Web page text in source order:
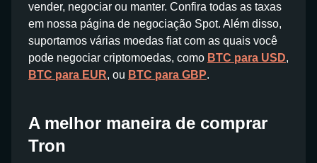
vender, negociar ou manter. Confira todas as taxas
em nossa página de negociação Spot. Além disso,
suportamos várias moedas fiat com as quais você
pode negociar criptomoedas, como BTC para USD,
BTC para EUR, ou BTC para GBP.
A melhor maneira de comprar
Tron